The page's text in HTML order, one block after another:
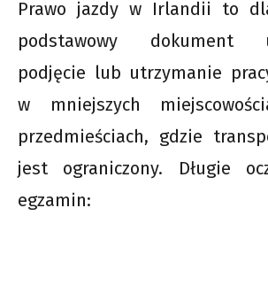
Prawo jazdy w Irlandii to
podstawowy dokument
podjęcie lub utrzymanie
w mniejszych
przedmieściach, gdzie
jest ograniczony. Długie
egzamin: